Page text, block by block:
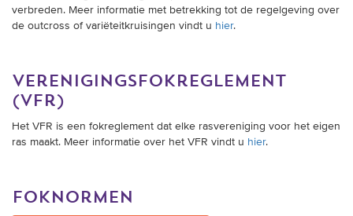
verbreden. Meer informatie met betrekking tot de regelgeving over
de outcross of variëteitkruisingen vindt u hier.
verenigingsfokreglement
(vfr)
Het VFR is een fokreglement dat elke rasvereniging voor het eigen
ras maakt. Meer informatie over het VFR vindt u hier.
foknormen